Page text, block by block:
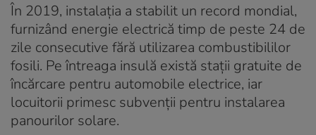
În 2019, instalația a stabilit un record mondial,
furnizând energie electrică timp de peste 24 de
zile consecutive fără utilizarea combustibililor
fosili. Pe întreaga insulă există stații gratuite de
încărcare pentru automobile electrice, iar
locuitorii primesc subvenții pentru instalarea
panourilor solare.